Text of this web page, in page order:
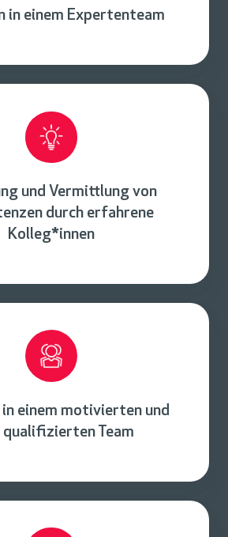
in einem Expertenteam
und Vermittlung von
durch erfahrene
Kolleg*innen
einem motivierten und
qualifizierten Team